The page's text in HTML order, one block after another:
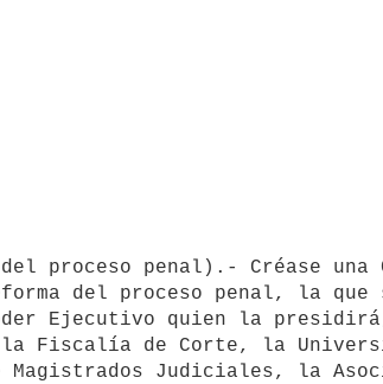
del proceso penal, la que
Ejecutivo quien la
la Fiscalía de Corte, la
Magistrados Judiciales, la